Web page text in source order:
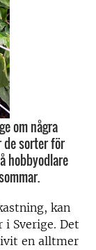
om några
de sorter för
hobbyodlare
kan
i Sverige. Det
en alltmer